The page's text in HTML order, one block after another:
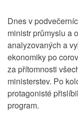
Dnes v
ministr průmyslu a
analyzovaných a
ekonomiky po
za přítomnosti
ministerstev. Po
protagonisté
program.